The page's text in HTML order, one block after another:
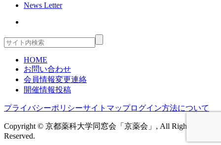
News Letter
HOME
お問い合わせ
会員情報変更連絡
開催情報投稿
プライバシーポリシーサイトマップログイン方法について
Copyright © 京都薬科大学同窓会「京薬会」, All Rights
Reserved.